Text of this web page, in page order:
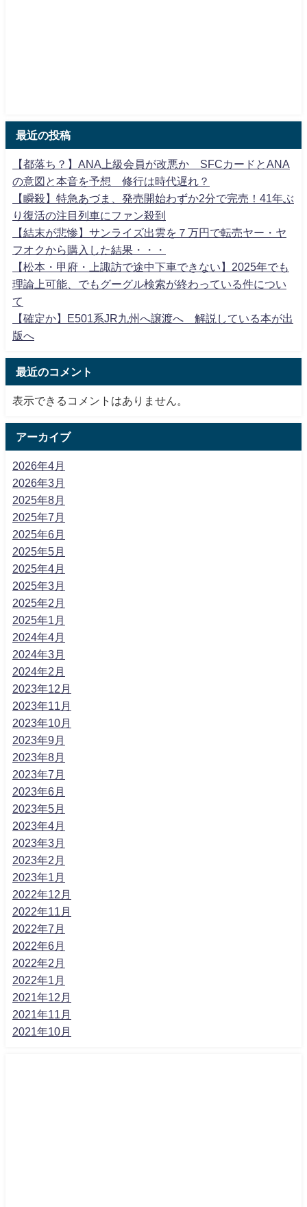
最近の投稿
【都落ち？】ANA上級会員が改悪か SFCカードとANA
の意図と本音を予想 修行は時代遅れ？
【瞬殺】特急あづま、発売開始わずか2分で完売！41年ぶ
り復活の注目列車にファン殺到
【結末が悲惨】サンライズ出雲を７万円で転売ヤー・ヤ
フオクから購入した結果・・・
【松本・甲府・上諏訪で途中下車できない】2025年でも
理論上可能、でもグーグル検索が終わっている件につい
て
【確定か】E501系JR九州へ譲渡へ 解説している本が出
版へ
最近のコメント
表示できるコメントはありません。
アーカイブ
2026年4月
2026年3月
2025年8月
2025年7月
2025年6月
2025年5月
2025年4月
2025年3月
2025年2月
2025年1月
2024年4月
2024年3月
2024年2月
2023年12月
2023年11月
2023年10月
2023年9月
2023年8月
2023年7月
2023年6月
2023年5月
2023年4月
2023年3月
2023年2月
2023年1月
2022年12月
2022年11月
2022年7月
2022年6月
2022年2月
2022年1月
2021年12月
2021年11月
2021年10月